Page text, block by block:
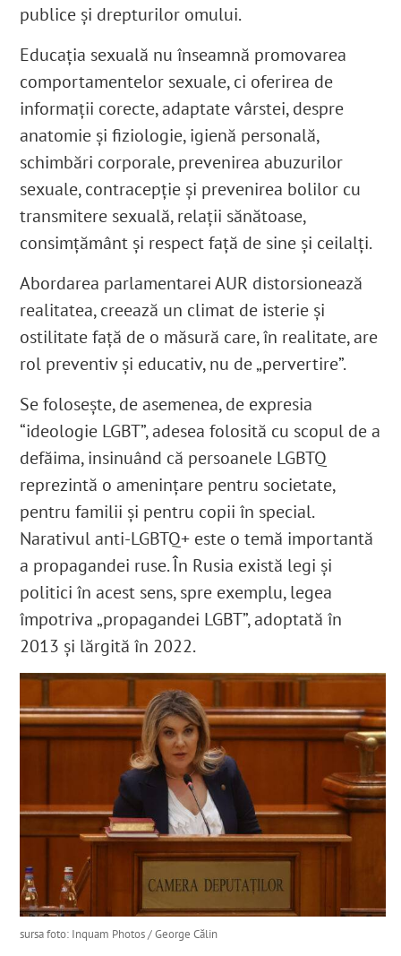
publice și drepturilor omului.
Educația sexuală nu înseamnă promovarea
comportamentelor sexuale, ci oferirea de
informații corecte, adaptate vârstei, despre
anatomie și fiziologie, igienă personală,
schimbări corporale, prevenirea abuzurilor
sexuale, contracepție și prevenirea bolilor cu
transmitere sexuală, relații sănătoase,
consimțământ și respect față de sine și ceilalți.
Abordarea parlamentarei AUR distorsionează
realitatea, creează un climat de isterie și
ostilitate față de o măsură care, în realitate, are
rol preventiv și educativ, nu de „pervertire”.
Se folosește, de asemenea, de expresia
“ideologie LGBT”, adesea folosită cu scopul de a
defăima, insinuând că persoanele LGBTQ
reprezintă o amenințare pentru societate,
pentru familii și pentru copii în special.
Narativul anti-LGBTQ+ este otemă importantă
a propagandei ruse. În Rusia există legi și
politici în acest sens, spre exemplu, legea
împotriva „propagandei LGBT”, adoptată în
2013 și lărgită în 2022.
sursa foto: Inquam Photos / George Călin